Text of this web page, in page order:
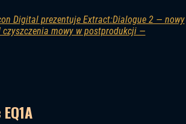
Digital prezentuje Extract:Dialogue 2 — nowy
czyszczenia mowy w postprodukcji —